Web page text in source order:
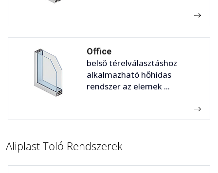
Office
belső térelválasztáshoz
alkalmazható hőhidas
rendszer az elemek ...
Aliplast Toló Rendszerek